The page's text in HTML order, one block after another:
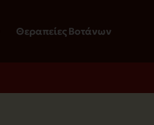
Θεραπείες Βοτάνων